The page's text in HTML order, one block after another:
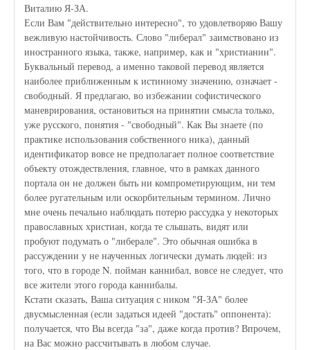
Виталию Я-ЗА.
Если Вам "действительно интересно", то удовлетворяю Вашу
вежливую настойчивость. Слово "либерал" заимствовано из
иностранного языка, также, например, как и "христианин".
Буквальный перевод, а именно таковой перевод является
наиболее приближенным к истинному значению, означает -
свободный. Я предлагаю, во избежании софистического
маневрирования, остановиться на принятии смысла только,
уже русского, понятия - "свободный". Как Вы знаете (по
практике использования собственного ника), данный
идентификатор вовсе не предполагает полное соответствие
объекту отождествления, главное, что в рамках данного
портала он не должен быть ни компрометирующим, ни тем
более ругательным или оскорбительным термином. Лично
мне очень печально наблюдать потерю рассудка у некоторых
православных христиан, когда те слышать, видят или
пробуют подумать о "либерале". Это обычная ошибка в
рассуждении у не наученных логически думать людей: из
того, что в городе N. пойман каннибал, вовсе не следует, что
все жители этого города каннибалы.
Кстати сказать, Ваша ситуация с ником "Я-ЗА" более
двусмысленная (если задаться идеей "достать" оппонента):
получается, что Вы всегда "за", даже когда против? Впрочем,
на Вас можно рассчитывать в любом случае.